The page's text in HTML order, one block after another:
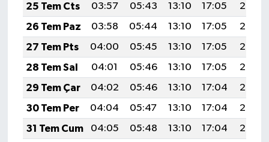
25 Tem Cts
03:57 05:43 13:10 17:05
20:28
26 Tem Paz
03:58 05:44 13:10 17:05
20:27
27 Tem Pts
04:00 05:45 13:10 17:05
20:26
28 Tem Sal
04:01 05:46 13:10 17:05
20:25
29 Tem Çar
04:02 05:46 13:10 17:04
20:24
30 Tem Per
04:04 05:47 13:10 17:04
20:23
31 Tem Cum
04:05 05:48 13:10 17:04
20:22